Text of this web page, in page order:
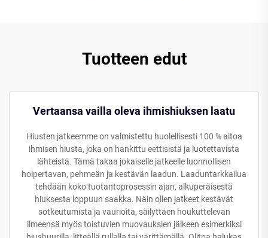
Tuotteen edut
Vertaansa vailla oleva ihmishiuksen laatu
Hiusten jatkeemme on valmistettu huolellisesti 100 % aitoa
ihmisen hiusta, joka on hankittu eettisistä ja luotettavista
lähteistä. Tämä takaa jokaiselle jatkeelle luonnollisen
hoipertavan, pehmeän ja kestävän laadun. Laaduntarkkailua
tehdään koko tuotantoprosessin ajan, alkuperäisestä
hiuksesta loppuun saakka. Näin ollen jatkeet kestävät
sotkeutumista ja vaurioita, säilyttäen houkuttelevan
ilmeensä myös toistuvien muovauksien jälkeen esimerkiksi